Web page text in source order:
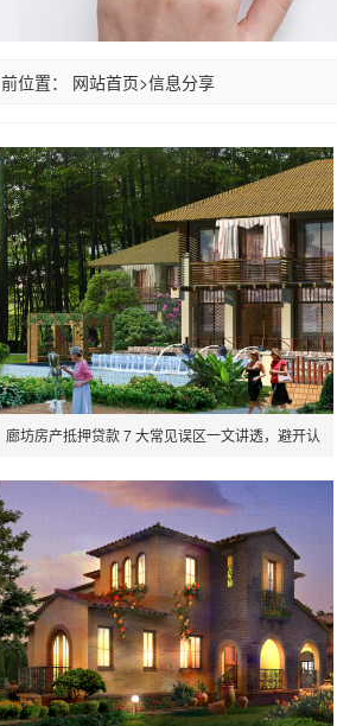
位置： 网站首页>信息分享
廊坊房产抵押贷款 7 大常见误区一文讲透，避开认
知坑高效融资